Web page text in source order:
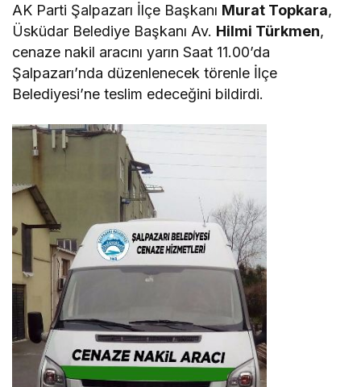
AK Parti Şalpazarı İlçe Başkanı Murat Topkara,
Üsküdar Belediye Başkanı Av. Hilmi Türkmen,
cenaze nakil aracını yarın Saat 11.00’da
Şalpazarı’nda düzenlenecek törenle İlçe
Belediyesi’ne teslim edeceğini bildirdi.